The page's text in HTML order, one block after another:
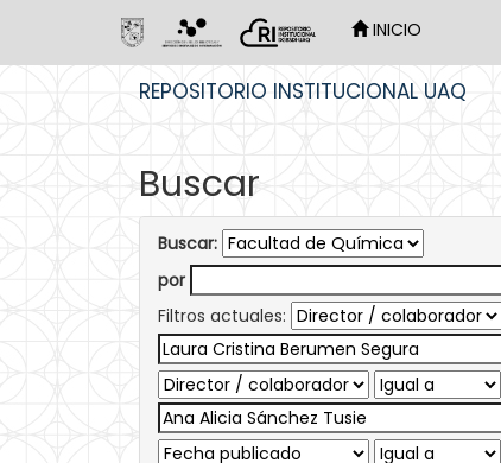
INICIO
REPOSITORIO INSTITUCIONAL UAQ
Buscar
Buscar:
por
Filtros actuales: